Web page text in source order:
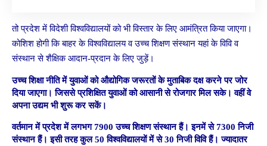
तो प्रदेश में विदेशी विश्वविद्यालयों को भी विस्तार के लिए आमंत्रित किया जाएगा।
कोशिश होगी कि बाहर के विश्वविद्यालय व उच्च शिक्षण संस्थान यहां के विवि व
संस्थान से शैक्षिक आदान-प्रदान के लिए जुड़ें।
उच्च शिक्षा नीति में युवाओं को औद्योगिक जरूरतों के मुताबिक दक्ष करने पर जोर
दिया जाएगा। जिससे प्रशिक्षित युवाओं को आसानी से रोजगार मिल सके। वहीं वे
अपना उद्यम भी शुरू कर सकें।
वर्तमान में प्रदेश में लगभग 7900 उच्च शिक्षण संस्थान हैं। इनमें से 7300 निजी
संस्थान हैं। इसी तरह कुल 50 विश्वविद्यालयों में से 30 निजी विवि हैं। ज्यादातर